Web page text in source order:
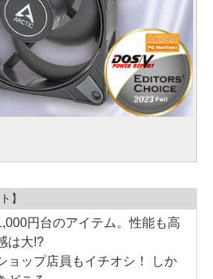
】
円台のアイテム。性能も高
は大!?
ョップ店員もイチオシ！ しか